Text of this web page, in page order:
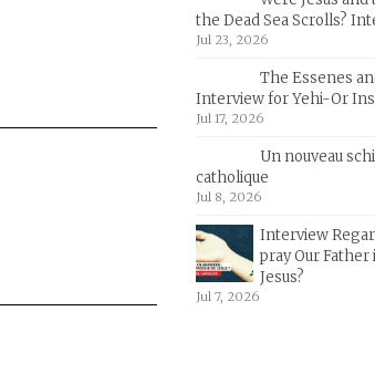
the Dead Sea Scrolls?
Jul 23, 2026
The Essenes
Interview for Yehi-Or
Jul 17, 2026
Un nouveau
catholique
Jul 8, 2026
Interview
pray Our
Jesus?
Jul 7, 2026